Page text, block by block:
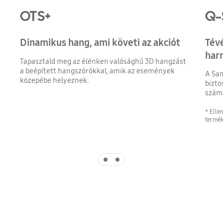
OTS+
Dinamikus hang, ami követi az akciót
Tapasztald meg az élénken valósághű 3D hangzást
a beépített hangszórókkal, amik az események
közepébe helyeznek.
A
*